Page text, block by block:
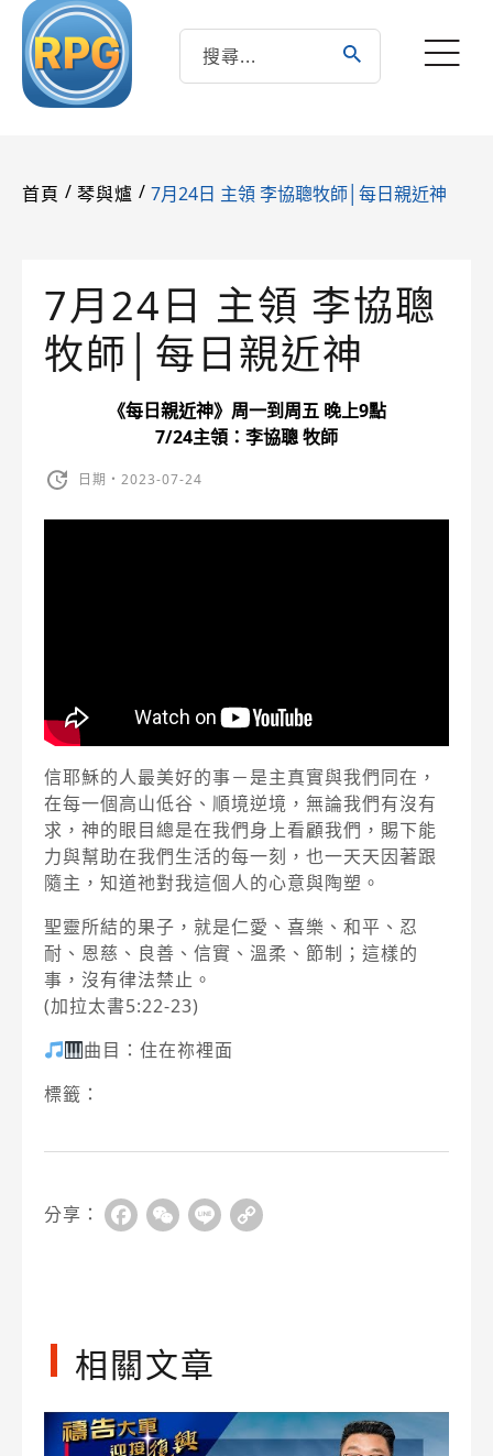
首頁 / 琴與爐 / 7月24日 主領 李協聰牧師│每日親近神
7月24日 主領 李協聰
牧師│每日親近神
《每日親近神》周一到周五 晚上9點
7/24主領：李協聰 牧師
日期・2023-07-24
信耶穌的人最美好的事－是主真實與我們同在，
在每一個高山低谷、順境逆境，無論我們有沒有
求，神的眼目總是在我們身上看顧我們，賜下能
力與幫助在我們生活的每一刻，也一天天因著跟
隨主，知道祂對我這個人的心意與陶塑。
聖靈所結的果子，就是仁愛、喜樂、和平、忍
耐、恩慈、良善、信實、溫柔、節制；這樣的
事，沒有律法禁止。
(加拉太書5:22-23)
曲目：住在祢裡面
標籤：
分享： FacebookWeChat
Line
相關文章